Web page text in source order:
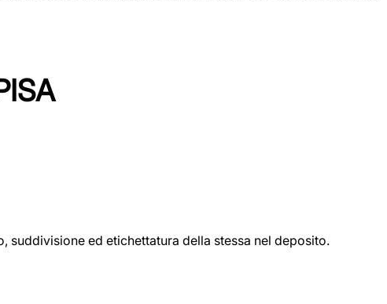
ed etichettatura della stessa nel deposito.